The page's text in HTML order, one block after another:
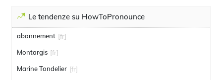
Le tendenze su HowToPronounce
abonnement [fr]
Montargis [fr]
Marine Tondelier [fr]